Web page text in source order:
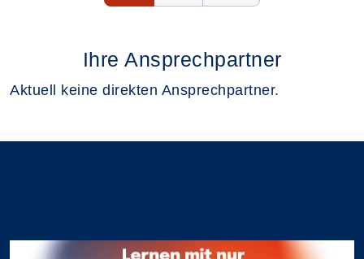
Ihre Ansprechpartner
Aktuell keine direkten Ansprechpartner.